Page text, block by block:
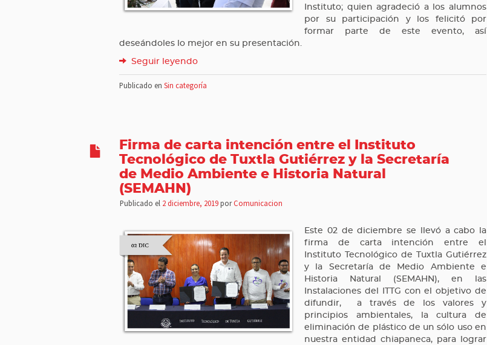
Instituto; quien agradeció a los alumnos
por su participación y los felicitó por
formar parte de este evento, así
deseándoles lo mejor en su presentación.
Seguir leyendo
Publicado en Sin categoría
Firma de carta intención entre el Instituto
Tecnológico de Tuxtla Gutiérrez y la Secretaría
de Medio Ambiente e Historia Natural
(SEMAHN)
Publicado el 2 diciembre, 2019porComunicacion
Este 02 de diciembre se llevó a cabo la
firma de carta intención entre el
Instituto Tecnológico de Tuxtla Gutiérrez
y la Secretaría de Medio Ambiente e
Historia Natural (SEMAHN), en las
Instalaciones del ITTG con el objetivo de
difundir, a través de los valores y
principios ambientales, la cultura de
eliminación de plástico de un sólo uso en
nuestra entidad chiapaneca, para lograr